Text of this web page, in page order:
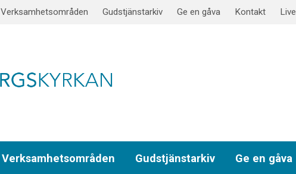
Verksamhetsområden Gudstjänstarkiv Ge en gåva Kontakt Live
Verksamhetsområden Gudstjänstarkiv Ge en gåva